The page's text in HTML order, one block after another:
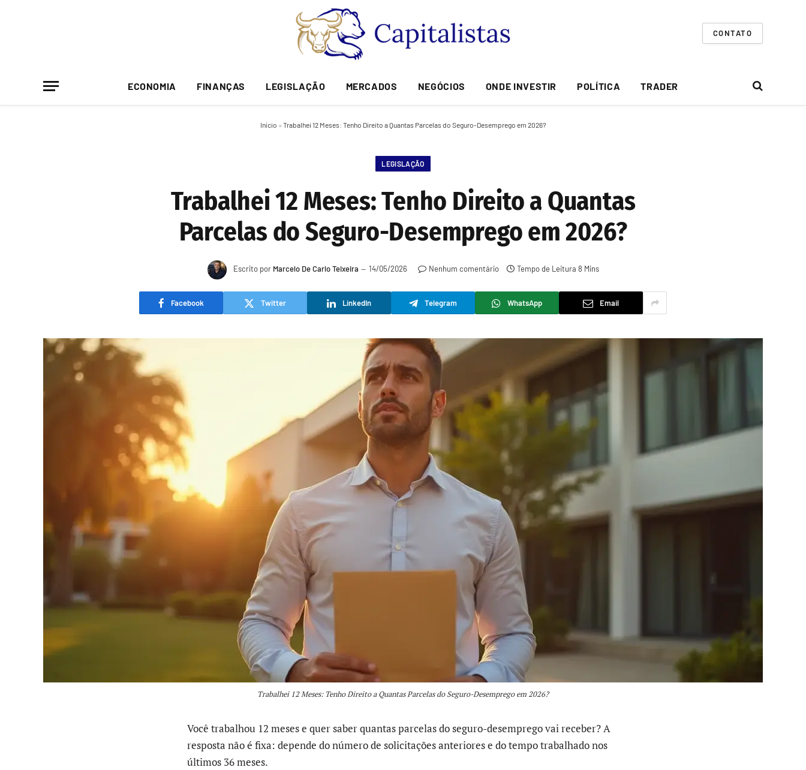
CONTATO
ECONOMIA FINANÇAS LEGISLAÇÃO MERCADOS NEGÓCIOS ONDE INVESTIR POLÍTICA TRADER
Início » Trabalhei 12 Meses: Tenho Direito a Quantas Parcelas do Seguro-Desemprego em 2026?
LEGISLAÇÃO
Trabalhei 12 Meses: Tenho Direito a Quantas
Parcelas do Seguro-Desemprego em 2026?
Escrito por Marcelo De Carlo Teixeira 14/05/2026 Nenhum comentário Tempo de Leitura 8 Mins
Facebook Twitter LinkedIn Telegram WhatsApp Email
Trabalhei 12 Meses: Tenho Direito a Quantas Parcelas do Seguro-Desemprego em 2026?
Você trabalhou 12 meses e quer saber quantas parcelas do seguro-desemprego vai receber? A
resposta não é fixa: depende do número de solicitações anteriores e do tempo trabalhado nos
últimos 36 meses.